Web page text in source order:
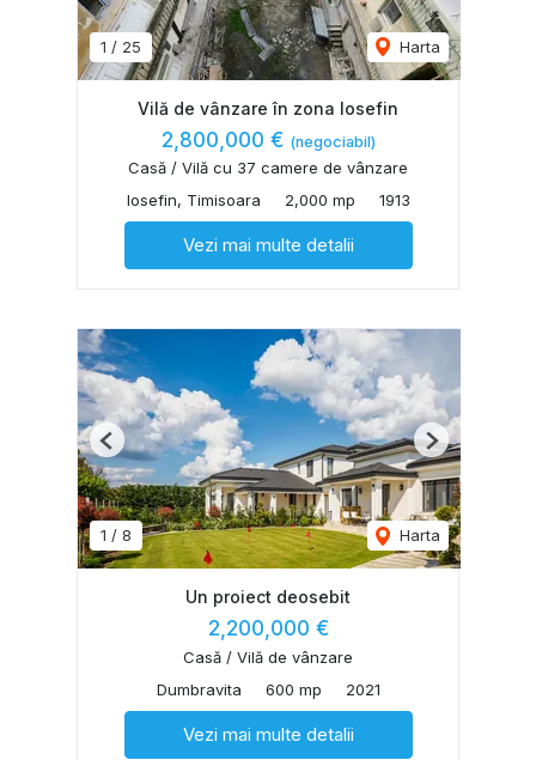
1 / 25 Harta
Vilă de vânzare în zona Iosefin
2,800,000 € (negociabil)
Casă / Vilă cu 37 camere de vânzare
Iosefin, Timisoara
2,000 mp 1913
Vezi mai multe detalii
1 / 8 Harta
Previous Next
Un proiect deosebit
2,200,000 €
Casă / Vilă de vânzare
Dumbravita
600 mp 2021
Vezi mai multe detalii